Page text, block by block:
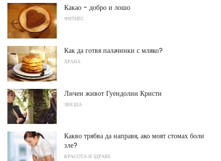
Какао - добро и лошо
ФИТНЕС
Как да готвя палачинки с мляко?
ХРАНА
Личен живот Гуендолин Кристи
ЗВЕЗДА
Какво трябва да направя, ако моят стомах боли
зле?
КРАСОТА И ЗДРАВЕ